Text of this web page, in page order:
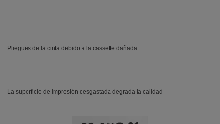
Pliegues de la cinta debido a la cassette dañada
La superficie de impresión desgastada degrada la calidad